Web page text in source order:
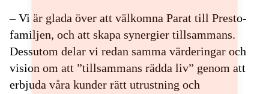
– Vi är glada över att välkomna Parat till Presto-
familjen, och att skapa synergier tillsammans.
Dessutom delar vi redan samma värderingar och
vision om att ”tillsammans rädda liv” genom att
erbjuda våra kunder rätt utrustning och